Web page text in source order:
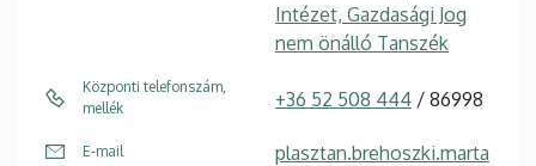
Intézet, Gazdasági Jog
nem önálló Tanszék
Központi telefonszám,
mellék
+36 52 508 444 / 86998
E-mail
plasztan.brehoszki.marta